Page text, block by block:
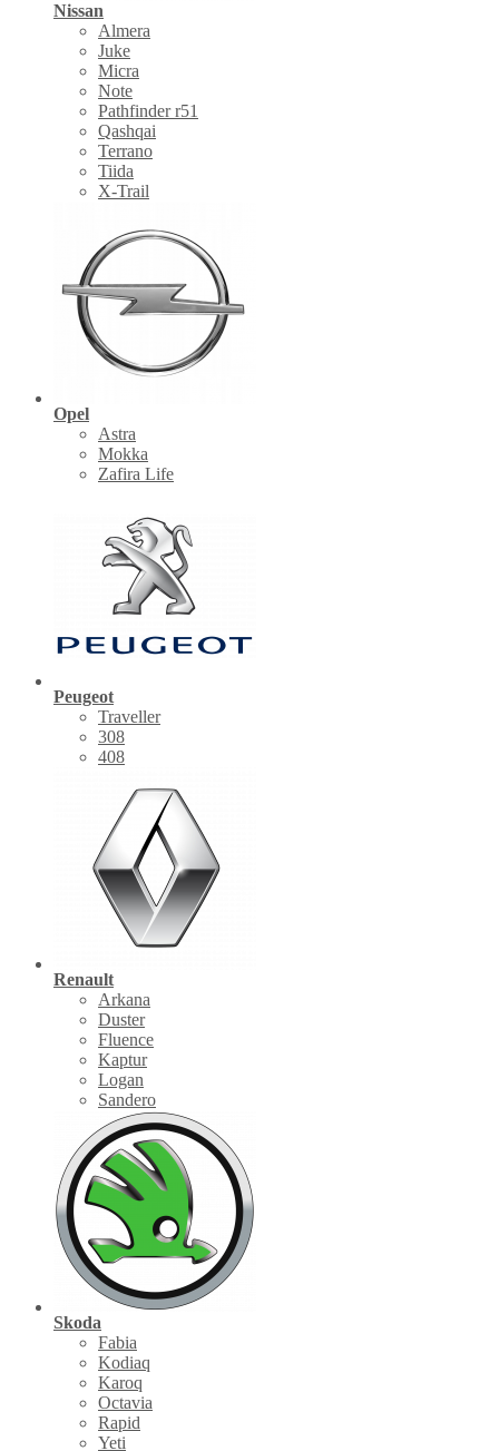
Nissan
Almera
Juke
Micra
Note
Pathfinder r51
Qashqai
Terrano
Tiida
X-Trail
Opel
Astra
Mokka
Zafira Life
Peugeot
Traveller
308
408
Renault
Arkana
Duster
Fluence
Kaptur
Logan
Sandero
Skoda
Fabia
Kodiaq
Karoq
Octavia
Rapid
Yeti